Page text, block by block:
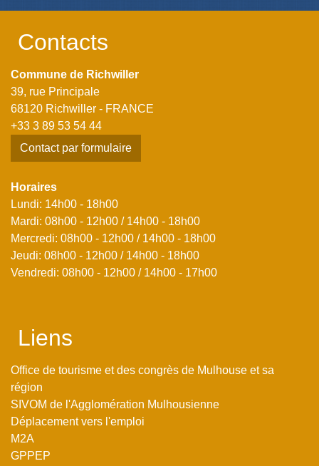
Contacts
Commune de Richwiller
39, rue Principale
68120 Richwiller - FRANCE
+33 3 89 53 54 44
Contact par formulaire
Horaires
Lundi: 14h00 - 18h00
Mardi: 08h00 - 12h00 / 14h00 - 18h00
Mercredi: 08h00 - 12h00 / 14h00 - 18h00
Jeudi: 08h00 - 12h00 / 14h00 - 18h00
Vendredi: 08h00 - 12h00 / 14h00 - 17h00
Liens
Office de tourisme et des congrès de Mulhouse et sa
région
SIVOM de l'Agglomération Mulhousienne
Déplacement vers l'emploi
M2A
GPPEP